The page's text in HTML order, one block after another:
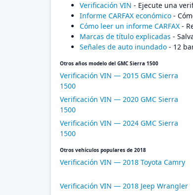
Verificación VIN - Ejecute una
Informe CARFAX económico -
Cómo leer un informe CARFAX -
Marcas de título explicadas -
Señales de auto inundado - 12
Otros años modelo del GMC Sierra 1500
Verificación VIN — 2015 GMC Sierra
1500
Verificación VIN — 2020 GMC Sierra
1500
Verificación VIN — 2024 GMC Sierra
1500
Otros vehículos populares de 2018
Verificación VIN — 2018 Toyota Camry
Verificación VIN — 2018 Jeep Wrangler